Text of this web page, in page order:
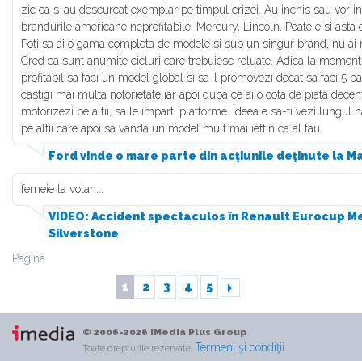
zic ca s-au descurcat exemplar pe timpul crizei. Au inchis sau vor
brandurile americane neprofitabile: Mercury, Lincoln. Poate e si asta
Poti sa ai o gama completa de modele si sub un singur brand, nu ai
Cred ca sunt anumite cicluri care trebuiesc reluate. Adica la
profitabil sa faci un model global si sa-l promovezi decat sa faci 5
castigi mai multa notorietate iar apoi dupa ce ai o cota de piata
motorizezi pe altii, sa le imparti platforme. ideea e sa-ti vezi lungul
pe altii care apoi sa vanda un model mult mai ieftin ca al tau.
Ford vinde o mare parte din acţiunile deţinute la
femeie la volan...
VIDEO: Accident spectaculos în Renault Eurocup
Silverstone
Pagina
1 2 3 4 5
© 2006-2026 iMedia Plus Group.
Toate drepturile rezervate. Termeni şi condiţii